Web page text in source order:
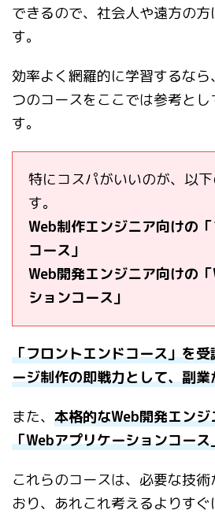
できるので、社会人や遠方の
す。
効率よく網羅的に学習するなら
つのコースをここでは参考と
す。
特にコスパがいいのが、以
す。
Web制作エンジニア向けの
コース」
Web開発エンジニア向けの
ションコース」
「フロントエンドコース」を
ージ制作の即戦力として、副
また、 本格的なWeb開発エン
「Webアプリケーションコー
これらのコースは、必要な技
おり、あれこれ考えるよりす